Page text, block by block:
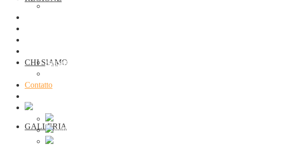
CHI SIAMO
GALLERIA
Appartamenti
Contatto